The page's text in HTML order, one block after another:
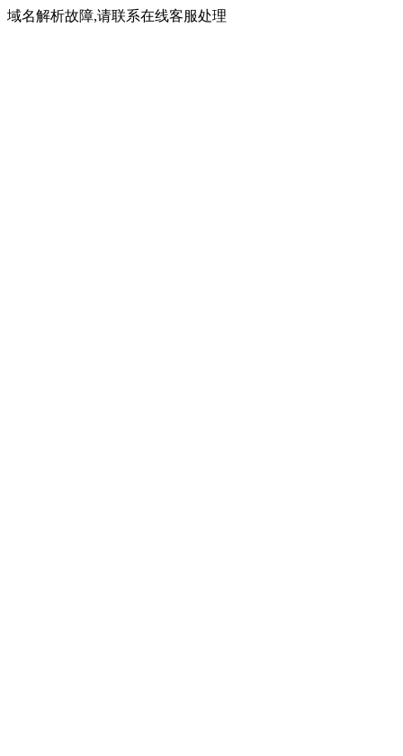
域名解析故障,请联系在线客服处理